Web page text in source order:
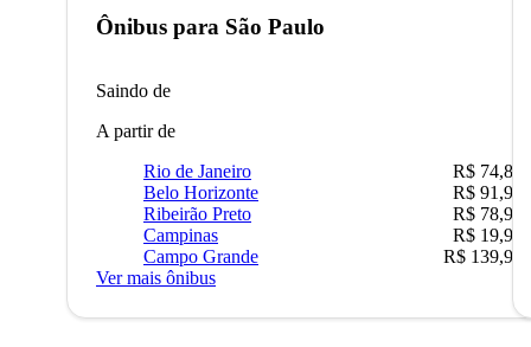
Ônibus para São Paulo
Saindo de
A partir de
Rio de Janeiro
R$ 74,80
Belo Horizonte
R$ 91,90
Ribeirão Preto
R$ 78,90
Campinas
R$ 19,90
Campo Grande
R$ 139,90
Ver mais ônibus